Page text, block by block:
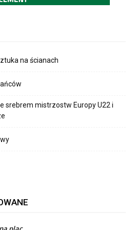
na ścianach
srebrem mistrzostw Europy U22 i